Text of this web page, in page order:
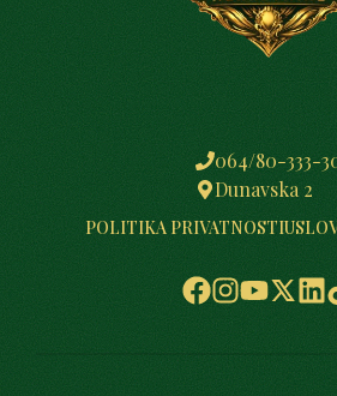
064/80-333-
Dunavska 2
POLITIKA PRIVATNOSTI